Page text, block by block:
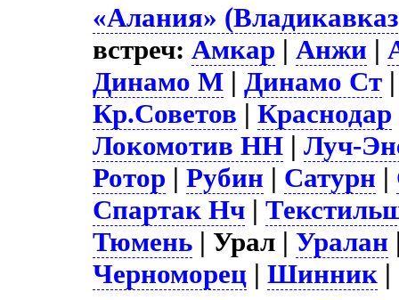
«Алания»
встреч:Амкар |Анжи |
Динамо М |Динамо Ст
Кр.Советов |Краснодар
Локомотив НН |Луч-
Ротор |Рубин | Сатурн |
Спартак Нч |
Тюмень | Урал |Уралан
Черноморец |Шинник |